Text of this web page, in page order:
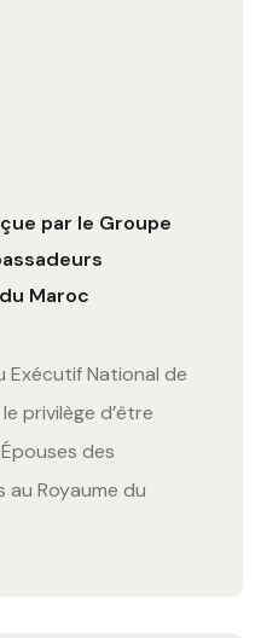
par le Groupe
Maroc
Exécutif National de
privilège d’être
des
au Royaume du